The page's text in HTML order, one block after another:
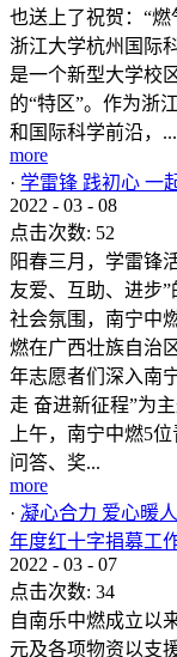
也送上了祝贺：“
浙江大学杭州国际
是一个新型大学校
的“特区”。作为浙
和国际科学前沿，...
more
· 学雷锋 践初心 一
2022 - 03 - 08
点击次数: 52
阳春三月，学雷锋
友爱、互助、进步
社会氛围，南宁中
燃在广西壮族自治
年志愿者们深入南
走 奋进新征程”为
上午，南宁中燃5
问答、奖...
more
· 凝心合力 爱心暖
年度红十字捐募工
2022 - 03 - 07
点击次数: 34
自南乐中燃成立以
元及各项物资以支